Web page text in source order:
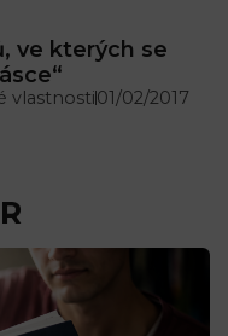
ve kterých se
vlastnosti01/02/2017